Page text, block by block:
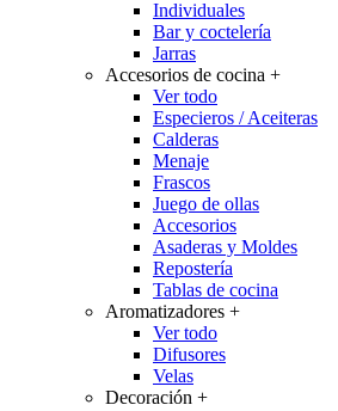
Individuales
Bar y coctelería
Jarras
Accesorios de cocina +
Ver todo
Especieros / Aceiteras
Calderas
Menaje
Frascos
Juego de ollas
Accesorios
Asaderas y Moldes
Repostería
Tablas de cocina
Aromatizadores +
Ver todo
Difusores
Velas
Decoración +